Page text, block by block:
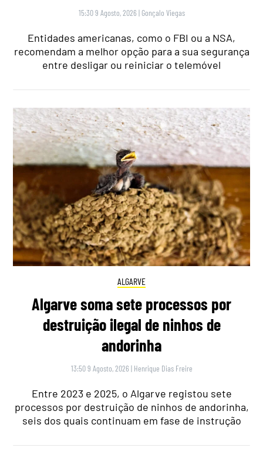
15:30 9 Agosto, 2026 | Gonçalo Viegas
Entidades americanas, como o FBI ou a NSA,
recomendam a melhor opção para a sua segurança
entre desligar ou reiniciar o telemóvel
ALGARVE
Algarve soma sete processos por
destruição ilegal de ninhos de
andorinha
13:50 9 Agosto, 2026 | Henrique Dias Freire
Entre 2023 e 2025, o Algarve registou sete
processos por destruição de ninhos de andorinha,
seis dos quais continuam em fase de instrução